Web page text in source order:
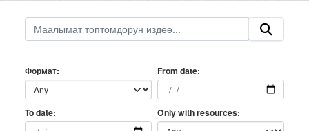
Формат From date
To date Only with resources